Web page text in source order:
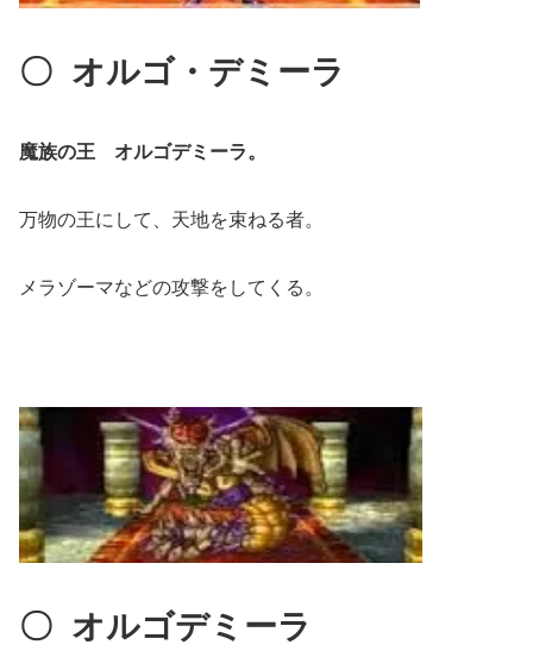
〇 オルゴ・デミーラ
魔族の王 オルゴデミーラ。
万物の王にして、天地を束ねる者。
メラゾーマなどの攻撃をしてくる。
〇 オルゴデミーラ